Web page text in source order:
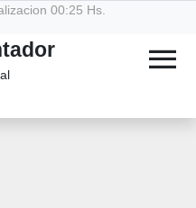
00:25 Hs.
menu